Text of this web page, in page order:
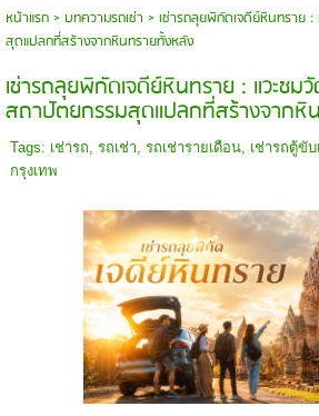
หน้าแรก> บทความรถเช่า > เช่ารถลุยพิกัดเจดีย์หินทราย
สุดแปลกที่สร้างจากหินทรายทั้งหลัง
เช่ารถลุยพิกัดเจดีย์หินทราย : แวะชม
สถาปัตยกรรมสุดแปลกที่สร้างจากหิ
Tags: เช่ารถ, รถเช่า, รถเช่ารายเดือน, เช่ารถตู้ขับ
กรุงเทพ